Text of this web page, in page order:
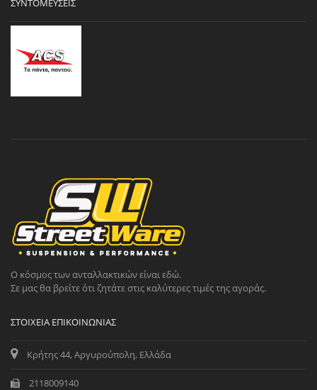
ΣΥΝΤΟΜΕΎΣΕΙΣ
Ο κόσμος των ανταλλακτικών είναι εδώ.
Σε μας θα βρείτε ότι ζητάτε στις καλύτερες τιμές της αγοράς.
ΣΤΟΙΧΕΊΑ ΕΠΙΚΟΙΝΩΝΊΑΣ
Κρήτης 44, Αργυρούπολη, Ελλάδα
2118009140